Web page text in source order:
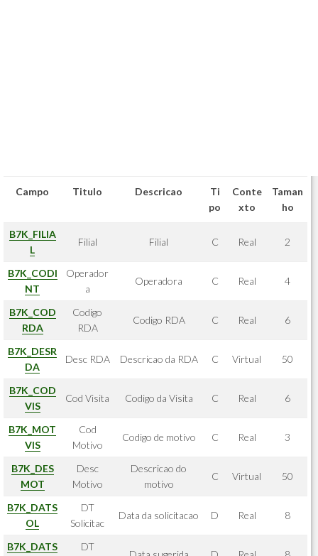
Campo Titulo Descricao
Ti
po
Conte
xto
Taman
ho
B7K_FILIA
L
Filial Filial C Real 2
B7K_CODI
NT
Operador
a
Operadora C Real 4
B7K_COD
RDA
Codigo
RDA
Codigo RDA C Real 6
B7K_DESR
DA
Desc RDA Descricao da RDA C Virtual 50
B7K_COD
VIS
Cod Visita Codigo da Visita C Real 6
B7K_MOT
VIS
Cod
Motivo
Codigo de motivo C Real 3
B7K_DES
MOT
Desc
Motivo
Descricao do
motivo
C Virtual 50
B7K_DATS
OL
DT
Solicitac
Data da solicitacao D Real 8
B7K_DATS
DT